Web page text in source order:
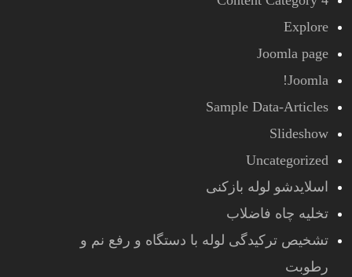
Explore
Joomla page
Joomla!
Sample Data-Articles
Slideshow
Uncategorized
اسلایدشو لوله بازکنی
تخلیه چاه فاضلاب
تشخیص ترکیدگی لوله با دستگاه و رفع نم و
رطوبت